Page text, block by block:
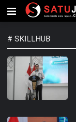
# SKILLHUB